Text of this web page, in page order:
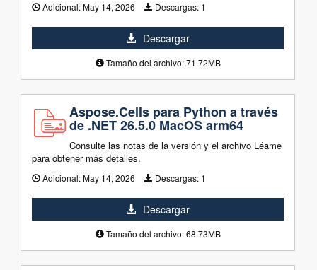
Adicional:May 14, 2026 Descargas: 1
Descargar
Tamaño del archivo: 71.72MB
Aspose.Cells para Python a través
de .NET 26.5.0 MacOS arm64
Consulte las notas de la versión y el archivo Léame
para obtener más detalles.
Adicional:May 14, 2026 Descargas: 1
Descargar
Tamaño del archivo: 68.73MB